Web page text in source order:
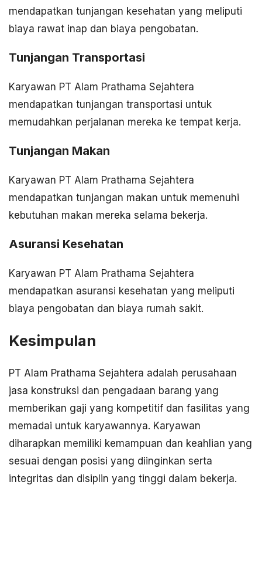
mendapatkan tunjangan kesehatan yang meliputi
biaya rawat inap dan biaya pengobatan.
Tunjangan Transportasi
Karyawan PT Alam Prathama Sejahtera
mendapatkan tunjangan transportasi untuk
memudahkan perjalanan mereka ke tempat kerja.
Tunjangan Makan
Karyawan PT Alam Prathama Sejahtera
mendapatkan tunjangan makan untuk memenuhi
kebutuhan makan mereka selama bekerja.
Asuransi Kesehatan
Karyawan PT Alam Prathama Sejahtera
mendapatkan asuransi kesehatan yang meliputi
biaya pengobatan dan biaya rumah sakit.
Kesimpulan
PT Alam Prathama Sejahtera adalah perusahaan
jasa konstruksi dan pengadaan barang yang
memberikan gaji yang kompetitif dan fasilitas yang
memadai untuk karyawannya. Karyawan
diharapkan memiliki kemampuan dan keahlian yang
sesuai dengan posisi yang diinginkan serta
integritas dan disiplin yang tinggi dalam bekerja.